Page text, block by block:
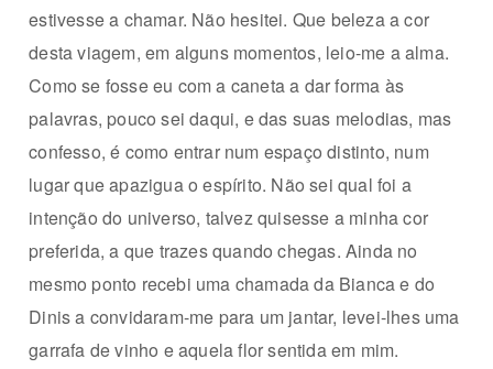
estivesse a chamar. Não hesitei. Que beleza a cor
desta viagem, em alguns momentos, leio-me a alma.
Como se fosse eu com a caneta a dar forma às
palavras, pouco sei daqui, e das suas melodias, mas
confesso, é como entrar num espaço distinto, num
lugar que apazigua o espírito. Não sei qual foi a
intenção do universo, talvez quisesse a minha cor
preferida, a que trazes quando chegas. Ainda no
mesmo ponto recebi uma chamada da Bianca e do
Dinis a convidaram-me para um jantar, levei-lhes uma
garrafa de vinho e aquela flor sentida em mim.